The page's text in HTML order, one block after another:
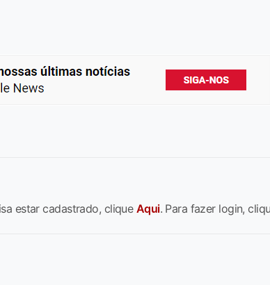
estar cadastrado, cliqueAqui. Para fazer login,